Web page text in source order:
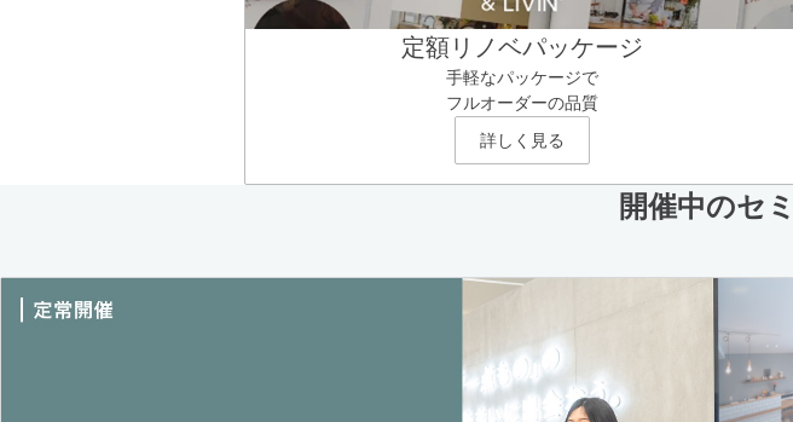
定額リノベパッケージ
手軽なパッケージで
フルオーダーの品質
詳しく見る
開催中のセ